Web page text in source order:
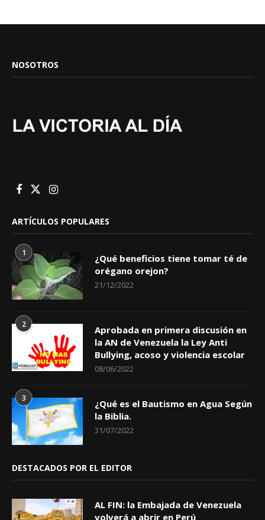
NOSOTROS
ARTÍCULOS POPULARES
1
¿Qué beneficios tiene tomar té de
orégano orejon?
21/12/2022
2
Aprobada en primera discusión en
la AN de Venezuela la Ley Anti
Bullying, acoso y violencia escolar
08/06/2022
3
¿Qué es el Bautismo en Agua Según
la Biblia.
31/07/2022
DESTACADOS POR EL EDITOR
AL FIN: la Embajada de Venezuela
volverá a abrir en Perú